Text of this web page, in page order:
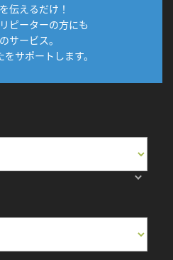
伝えるだけ！
ピーターの方にも
サービス。
サポートします。